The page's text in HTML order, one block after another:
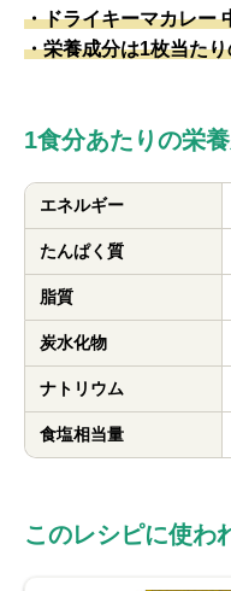
・ドライキーマカレー
・栄養成分は1枚当た
1食分あたりの栄
エネルギー
たんぱく質
脂質
炭水化物
ナトリウム
食塩相当量
このレシピに使わ